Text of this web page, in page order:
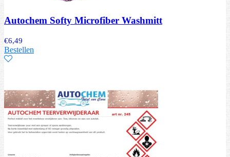
Autochem Softy Microfiber Washmitt
€6,49
Bestellen